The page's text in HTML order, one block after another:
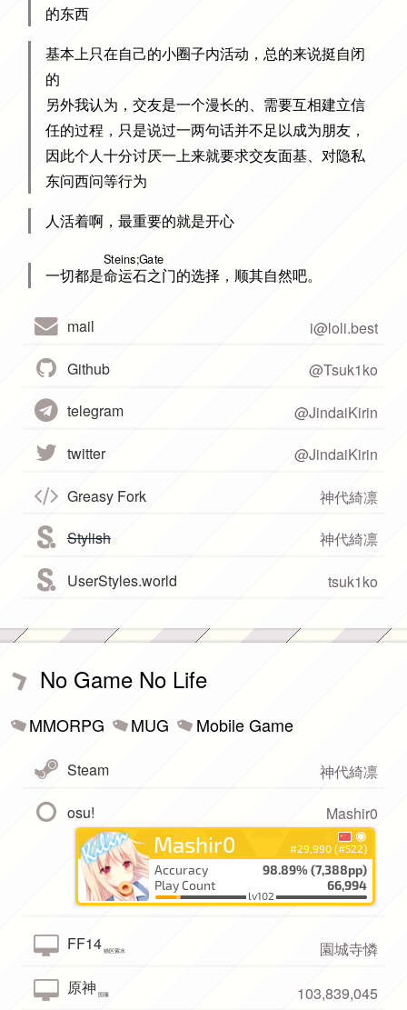
的东西
基本上只在自己的小圈子内活动，总的来说挺自闭
的
另外我认为，交友是一个漫长的、需要互相建立信
任的过程，只是说过一两句话并不足以成为朋友，
因此个人十分讨厌一上来就要求交友面基、对隐私
东问西问等行为
人活着啊，最重要的就是开心
Steins;Gate
一切都是命运石之门的选择，顺其自然吧。
mail
i@loli.best
Github
@Tsuk1ko
telegram
@JindaiKirin
twitter
@JindaiKirin
Greasy Fork
神代綺凛
Stylish
神代綺凛
UserStyles.world
tsuk1ko
No Game No Life
MMORPG MUG Mobile Game
Steam
神代綺凛
osu!
Mashir0
FF14 猫区紫水
園城寺憐
原神 国服 103,839,045